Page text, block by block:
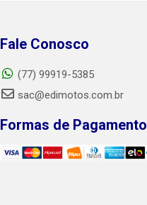
Fale Conosco
(77) 99919-5385
sac@edimotos.com.br
Formas de Pagamento